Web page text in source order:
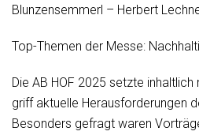
Blunzensemmerl – Herbert
Top-Themen der Messe:
Die AB HOF 2025 setzte
griff aktuelle Herausforderungen
Besonders gefragt waren